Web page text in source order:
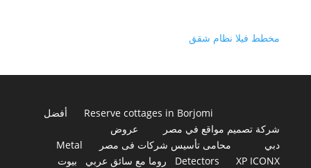
مخطط فيلا نظام شقق
Reserve cottages in Borjomi
أفضل
شركة تصميم مواقع في مصر
عروض
دبي
محامى تأسيس شركات فى مصر
Metal
Detectors
XP ICONX روما مع سائق عربي
بيوت